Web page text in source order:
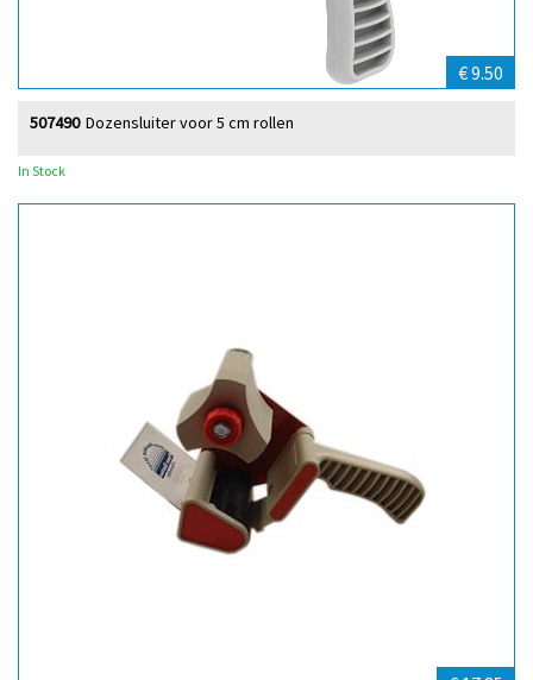
€ 9.50
Dozensluiter voor 5 cm rollen
507490
In Stock